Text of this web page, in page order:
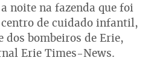
noite na fazenda que foi
de cuidado infantil,
bombeiros de Erie,
Erie Times-News.